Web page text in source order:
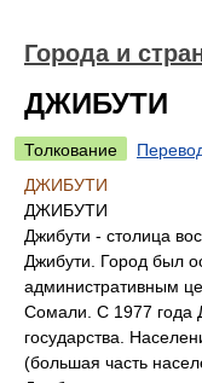
Города и
ДЖИБУТИ
Толкование
ДЖИБУТИ
ДЖИБУТИ
Джибути - столица
Джибути. Город был
административным
Сомали. С 1977 года
государства.
(большая часть